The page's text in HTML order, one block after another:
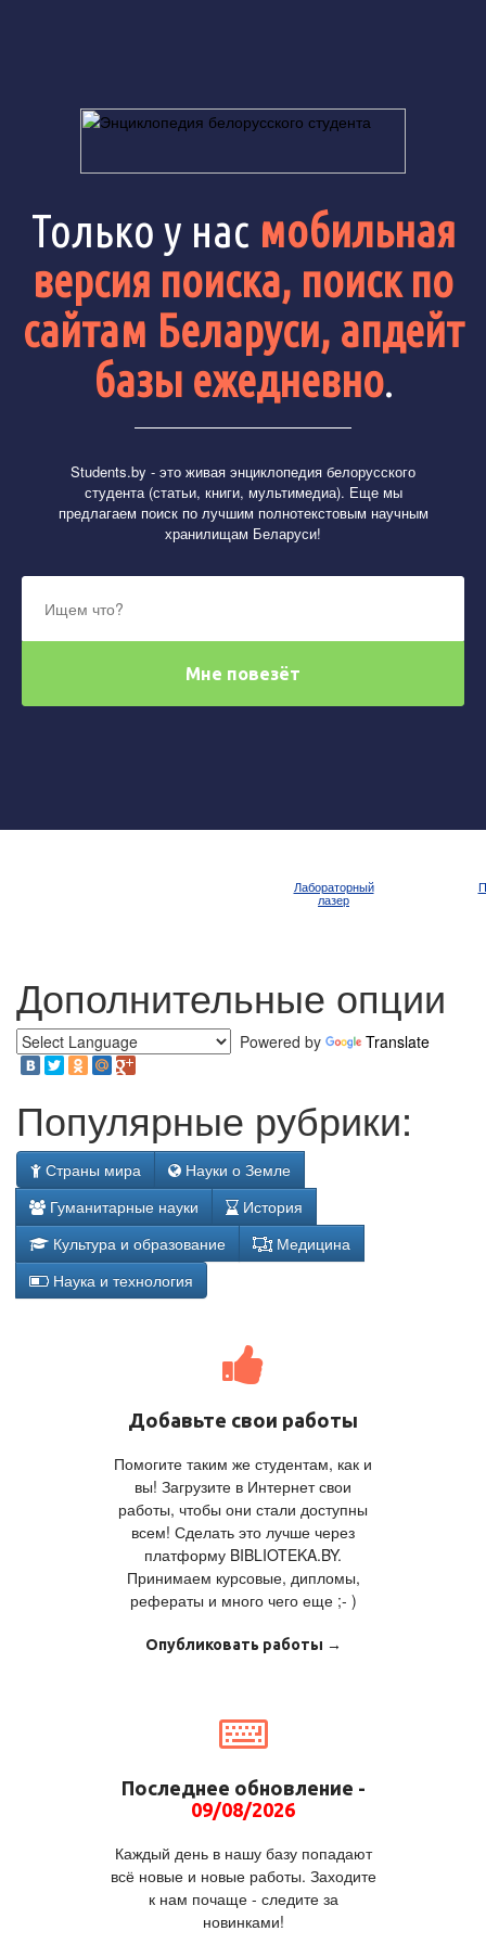
Только у нас мобильная
версия поиска, поиск по
сайтам Беларуси, апдейт
базы ежедневно.
Students.by - это живая энциклопедия белорусского
студента (статьи, книги, мультимедиа). Еще мы
предлагаем поиск по лучшим полнотекстовым научным
хранилищам Беларуси!
Лабораторный
лазер
Дополнительные опции
Powered by Translate
Популярные рубрики:
Страны мира
Науки о Земле
Гуманитарные науки
История
Культура и образование
Медицина
Наука и технология
Добавьте свои работы
Помогите таким же студентам, как и
вы! Загрузите в Интернет свои
работы, чтобы они стали доступны
всем! Сделать это лучше через
платформу BIBLIOTEKA.BY.
Принимаем курсовые, дипломы,
рефераты и много чего еще ;- )
Опубликовать работы →
Последнее обновление -
09/08/2026
Каждый день в нашу базу попадают
всё новые и новые работы. Заходите
к нам почаще - следите за
новинками!